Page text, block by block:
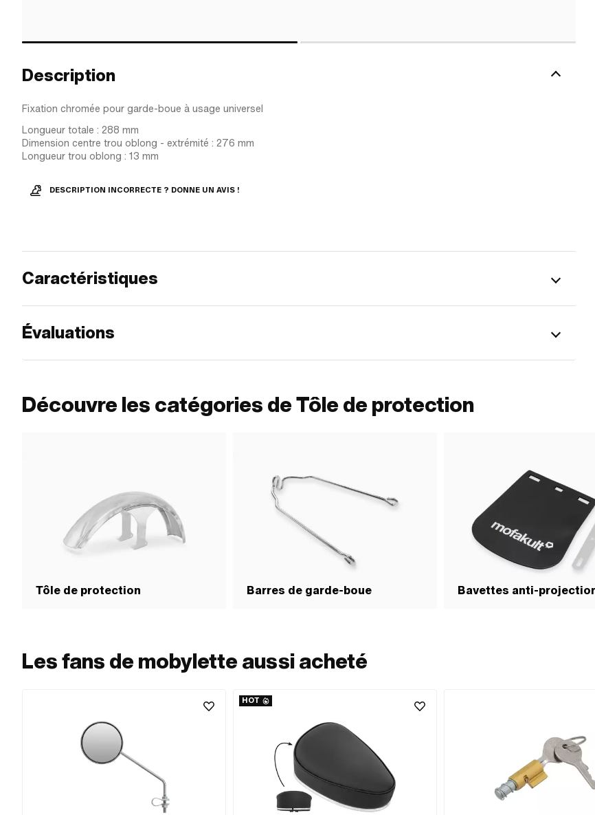
Description
Fixation chromée pour garde-boue à usage universel
Longueur totale : 288 mm
Dimension centre trou oblong - extrémité : 276 mm
Longueur trou oblong : 13 mm
DESCRIPTION INCORRECTE ? DONNE UN AVIS !
Caractéristiques
Évaluations
Découvre les catégories de Tôle de protection
Tôle de protection Barres de garde-boue Bavettes anti-
Les fans de mobylette aussi acheté
HOT